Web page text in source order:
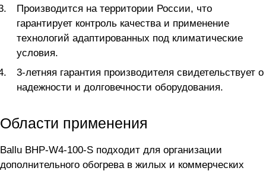
Производится на территории России, что
гарантирует контроль качества и применение
технологий адаптированных под климатические
условия.
3-летняя гарантия производителя свидетельствует о
надежности и долговечности оборудования.
Области применения
Ballu BHP-W4-100-S подходит для организации
дополнительного обогрева в жилых и коммерческих